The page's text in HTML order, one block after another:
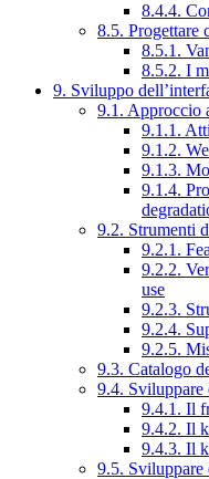
8.4.4.
8.5. Progettare
8.5.1.
8.5.2. I
9. Sviluppo
9.1. Approccio
9.1.1.
9.1.2.
9.1.3.
9.1.4.
9.2. Strumenti
9.2.1.
9.2.2.
use
9.2.3.
9.2.4.
9.2.5.
9.3. Catalogo
9.4. Sviluppare
9.4.1. Il
9.4.2. Il
9.4.3. Il
9.5.